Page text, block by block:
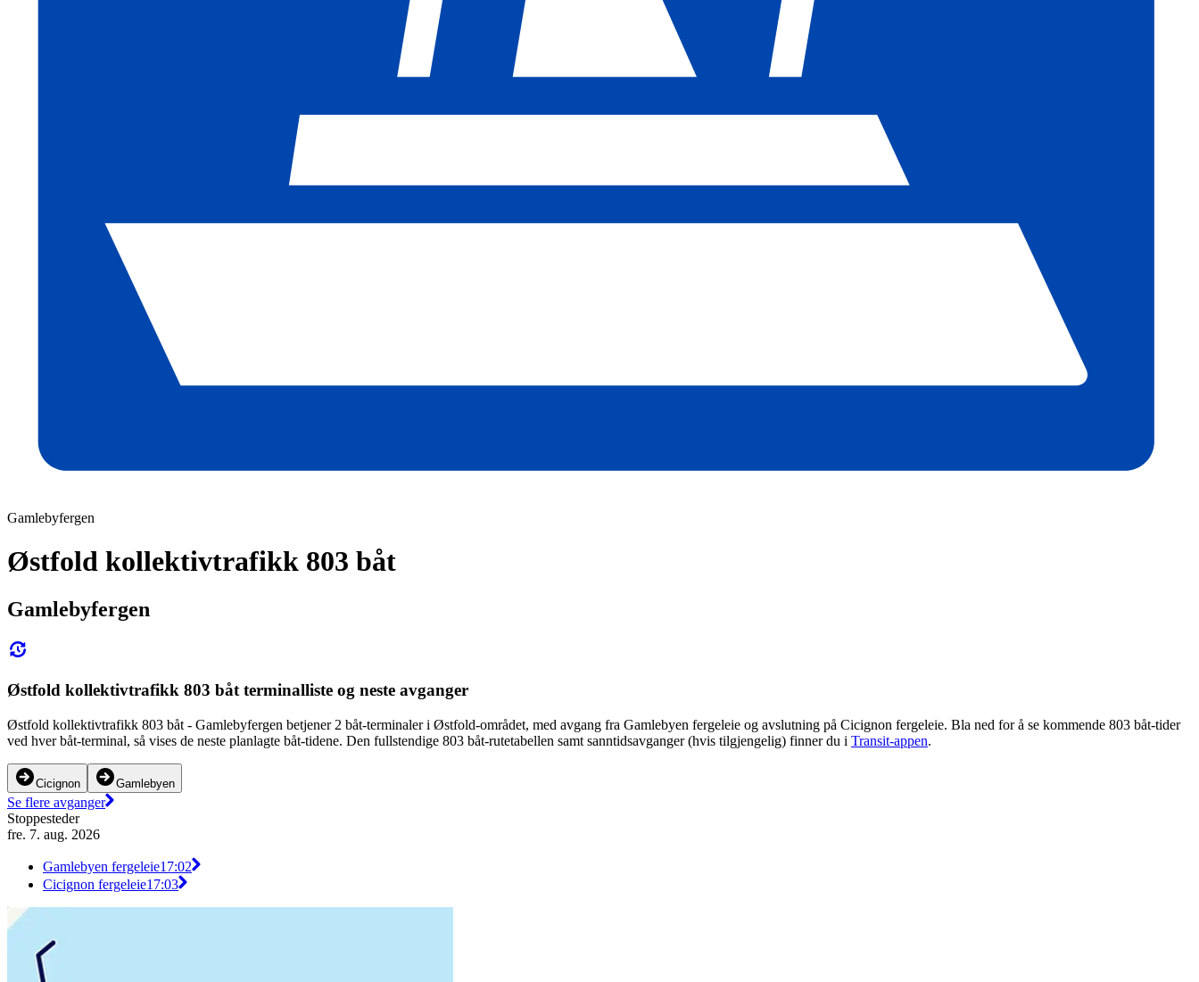
Gamlebyfergen
Østfold kollektivtrafikk 803 båt
Gamlebyfergen
Østfold kollektivtrafikk 803 båt terminalliste og neste avganger
Østfold kollektivtrafikk 803 båt - Gamlebyfergen betjener 2 båt-terminaler i Østfold-området, med avgang fra Gamlebyen fergeleie og avslutning på Cicignon fergeleie. Bla ned for å se kommende 803 båt-tider
ved hver båt-terminal, så vises de neste planlagte båt-tidene. Den fullstendige 803 båt-rutetabellen samt sanntidsavganger (hvis tilgjengelig) finner du i Transit-appen.
Cicignon Gamlebyen
Se flere avganger
Stoppesteder
fre. 7. aug. 2026
Gamlebyen fergeleie17:02
Cicignon fergeleie17:03